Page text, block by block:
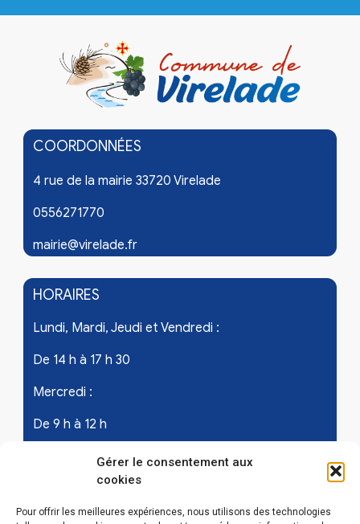
Gérer le consentement aux
cookies
Pour offrir les meilleures expériences, nous utilisons des technologies
COORDONNÉES
4 rue de la mairie 33720 Virelade
0556271770
mairie@virelade.fr
HORAIRES
Lundi, Mardi, Jeudi et Vendredi :
De 14 h à 17 h 30
Mercredi :
De 9 h à 12 h
Samedi - les 1er et 3ème de chaque mois :
De 9 h à 12 h